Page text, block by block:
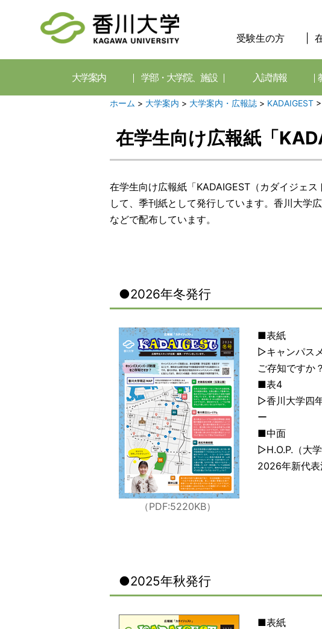
受験生の方
大学案内 学部・大学院、施設 入試情報
ホーム > 大学案内 > 大学案内・広報誌 > KADAIGEST >
在学生向け広報紙「
在学生向け広報紙「KADAIGEST（カダイジェ
して、季刊紙として発行しています。香川大学
などで配布しています。
●2026年冬発行
（PDF:5220KB）
■表紙
▷キャンパス
ご存知ですか？
■表4
▷香川大学四
ー
■中面
▷H.O.P.（大
2026年新代表
●2025年秋発行
■表紙